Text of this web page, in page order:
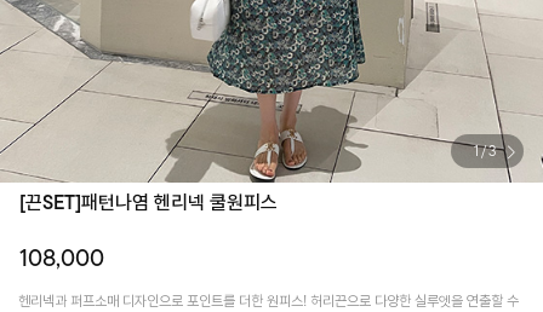
/3
[끈SET]패턴나염 헨리넥 쿨원피스
108,000
헨리넥과 퍼프소매 디자인으로 포인트를 더한 원피스! 허리끈으로 다양한 실루엣을 연출할 수